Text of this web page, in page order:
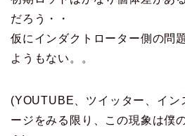
だろう・・
仮にインダクトローター側の問
ようもない。。
(YOUTUBE、ツイッター、イン
ージをみる限り、この現象は僕